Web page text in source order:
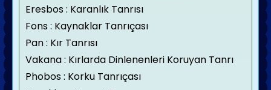
Eresbos : Karanlık Tanrısı
Fons : Kaynaklar Tanrıçası
Pan : Kır Tanrısı
Vakana : Kırlarda Dinlenenleri Koruyan Tanrı
Phobos : Korku Tanrıçası